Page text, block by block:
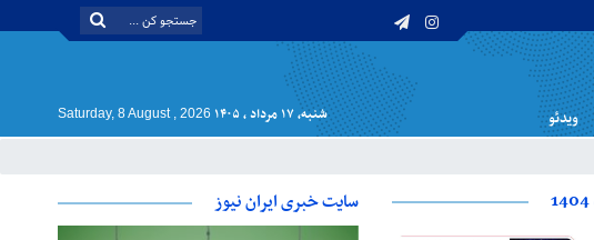
ویدئو شنبه, ۱۷ مرداد , ۱۴۰۵ Saturday, 8 August , 2026
سایت خبری ایران نیوز